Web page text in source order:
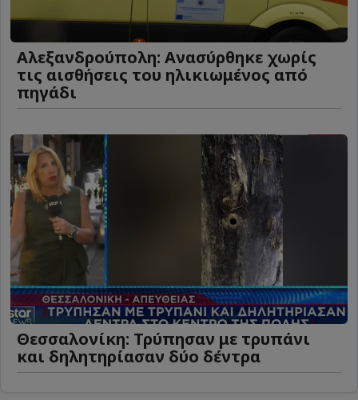
Αλεξανδρούπολη: Ανασύρθηκε χωρίς
τις αισθήσεις του ηλικιωμένος από
πηγάδι
Θεσσαλονίκη: Τρύπησαν με τρυπάνι
και δηλητηρίασαν δύο δέντρα